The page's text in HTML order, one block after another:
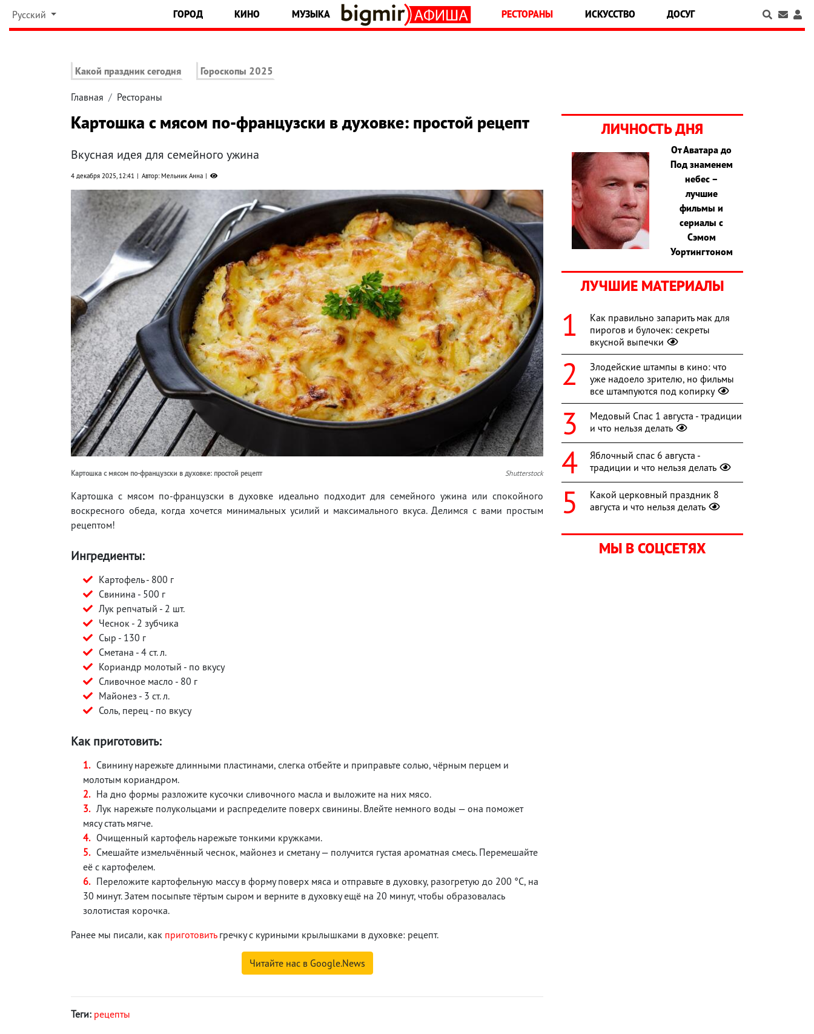
Русский ГОРОД КИНО МУЗЫКА РЕСТОРАНЫ ИСКУССТВО ДОСУГ
Какой праздник сегодня Гороскопы 2025
Главная Рестораны
Картошка с мясом по-французски в духовке: простой рецепт
Вкусная идея для семейного ужина
4 декабря 2025, 12:41 Автор: Мельник Анна
Картошка с мясом по-французски в духовке: простой рецепт Shutterstock
Картошка с мясом по-французски в духовке идеально подходит для семейного ужина или спокойного
воскресного обеда, когда хочется минимальных усилий и максимального вкуса. Делимся с вами простым
рецептом!
Ингредиенты:
Картофель - 800 г
Свинина - 500 г
Лук репчатый - 2 шт.
Чеснок - 2 зубчика
Сыр - 130 г
Сметана - 4 ст. л.
Кориандр молотый - по вкусу
Сливочное масло - 80 г
Майонез - 3 ст. л.
Соль, перец - по вкусу
Как приготовить:
Свинину нарежьте длинными пластинами, слегка отбейте и приправьте солью, чёрным перцем и
молотым кориандром.
На дно формы разложите кусочки сливочного масла и выложите на них мясо.
Лук нарежьте полукольцами и распределите поверх свинины. Влейте немного воды — она поможет
мясу стать мягче.
Очищенный картофель нарежьте тонкими кружками.
Смешайте измельчённый чеснок, майонез и сметану — получится густая ароматная смесь. Перемешайте
её с картофелем.
Переложите картофельную массу в форму поверх мяса и отправьте в духовку, разогретую до 200 °C, на
30 минут. Затем посыпьте тёртым сыром и верните в духовку ещё на 20 минут, чтобы образовалась
золотистая корочка.
Ранее мы писали, как приготовитьгречку с куриными крылышками в духовке: рецепт.
Читайте нас в Google.News
Теги: рецепты
ЛИЧНОСТЬ ДНЯ
От Аватара до
Под знаменем
небес –
лучшие
фильмы и
сериалы с
Сэмом
Уортингтоном
ЛУЧШИЕ МАТЕРИАЛЫ
Как правильно запарить мак для
пирогов и булочек: секреты
вкусной выпечки
Злодейские штампы в кино: что
уже надоело зрителю, но фильмы
все штампуются под копирку
Медовый Спас 1 августа - традиции
и что нельзя делать
Яблочный спас 6 августа -
традиции и что нельзя делать
Какой церковный праздник 8
августа и что нельзя делать
МЫ В СОЦСЕТЯХ